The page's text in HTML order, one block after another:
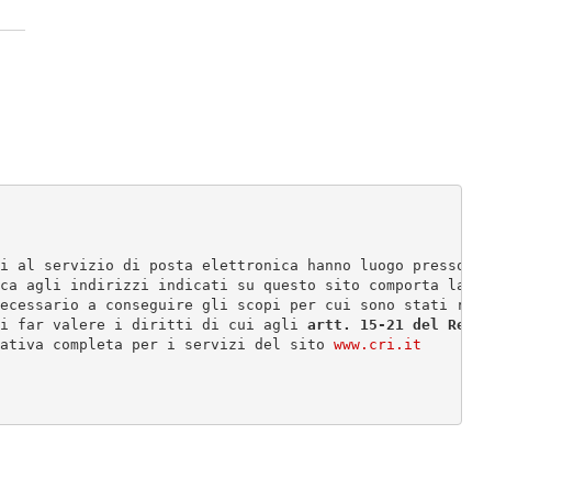
al servizio di posta elettronica hanno luogo presso le sedi del
indirizzi indicati su questo sito comporta la
a conseguire gli scopi per cui sono stati raccolti.
di far valere i diritti di cui agli artt. 15-21 del Reg.UE 679/2016
completa per i servizi del sito www.cri.it